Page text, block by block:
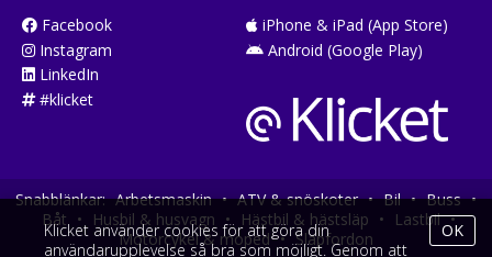
Facebook
Instagram
LinkedIn
#klicket
iPhone & iPad (App Store)
Android (Google Play)
Snabblänkar: Arbetsmaskin • ATV & snöskoter • Bil • Buss •
Båt • Husbil & husvagn • Hästbil & hästsläp • Lastbil •
Motorcykel & moped • Släpfordon
Klicket använder cookies för att göra din
användarupplevelse så bra som möjligt. Genom att
OK